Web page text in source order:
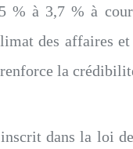
% à 3,7 % à
des affaires
la
dans la loi